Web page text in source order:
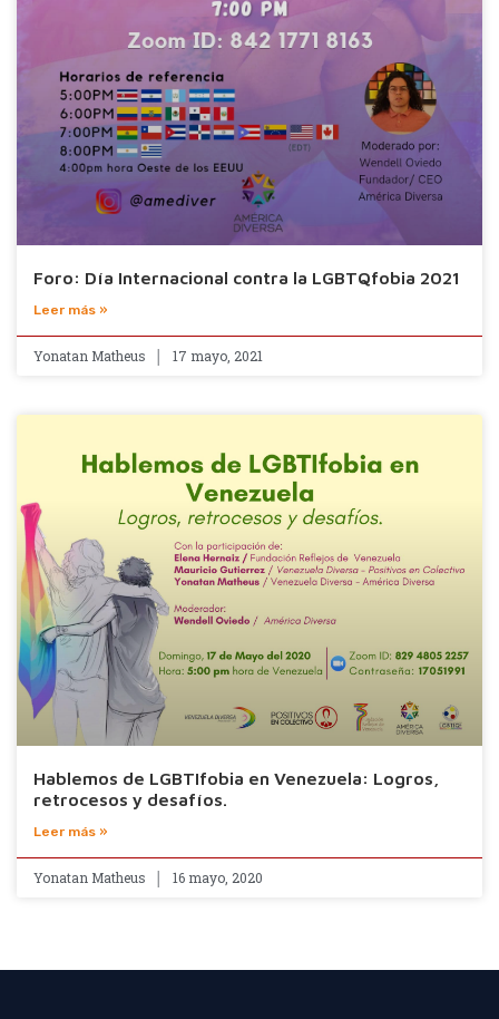
Foro: Día Internacional contra la LGBTQfobia 2021
Leer más »
Yonatan Matheus 17 mayo, 2021
Hablemos de LGBTIfobia en Venezuela: Logros,
retrocesos y desafíos.
Leer más »
Yonatan Matheus 16 mayo, 2020